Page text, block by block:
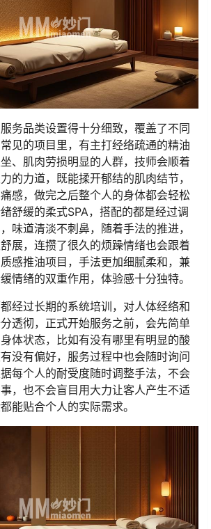
务品类设置得十分细致，覆盖了不同
见的项目里，有主打经络疏通的精油
、肌肉劳损明显的人群，技师会顺着
的力道，既能揉开郁结的肌肉结节，
感，做完之后整个人的身体都会轻松
舒缓的柔式SPA，搭配的都是经过调
味道清淡不刺鼻，随着手法的推进，
展，连攒了很久的烦躁情绪也会跟着
感推油项目，手法更加细腻柔和，兼
情绪的双重作用，体验感十分独特。
经过长期的系统培训，对人体经络和
透彻，正式开始服务之前，会先简单
体状态，比如有没有哪里有明显的酸
没有偏好，服务过程中也会随时询问
每个人的耐受度随时调整手法，不会
，也不会盲目用大力让客人产生不适
能贴合个人的实际需求。